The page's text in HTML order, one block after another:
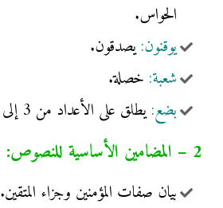
الحواس.
يوقنون:يصدقون.
شعبة: خصلة.
بضع:يطلق على الأعداد من 3 إلى 9.
2 – المضامين الأساسية للنصوص:
بيان صفات المؤمنين وجزاء المتقين.